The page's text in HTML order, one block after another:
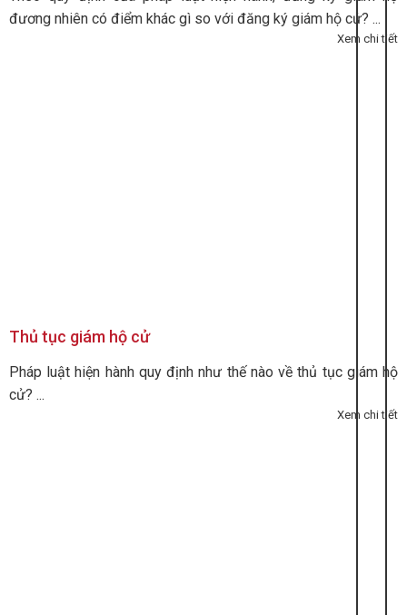
đương nhiên có điểm khác gì so với đăng ký giám hộ cử? ...
Xem chi tiết
Thủ tục giám hộ cử
Pháp luật hiện hành quy định như thế nào về thủ tục giám hộ
cử? ...
Xem chi tiết